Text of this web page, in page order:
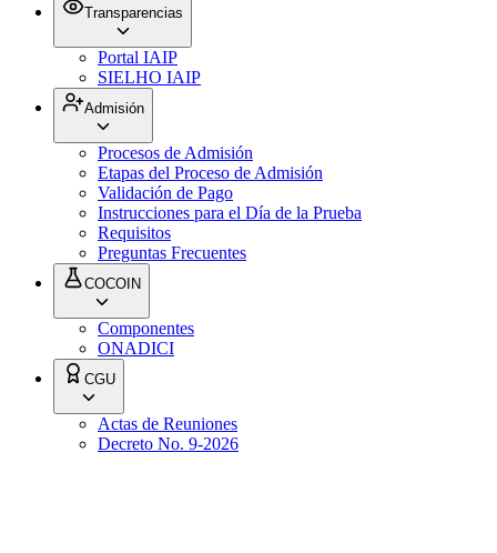
Transparencias
Portal IAIP
SIELHO IAIP
Admisión
Procesos de Admisión
Etapas del Proceso de Admisión
Validación de Pago
Instrucciones para el Día de la Prueba
Requisitos
Preguntas Frecuentes
COCOIN
Componentes
ONADICI
CGU
Actas de Reuniones
Decreto No. 9-2026